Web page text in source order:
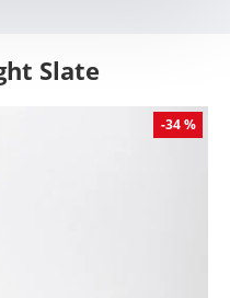
Slate
-34 %